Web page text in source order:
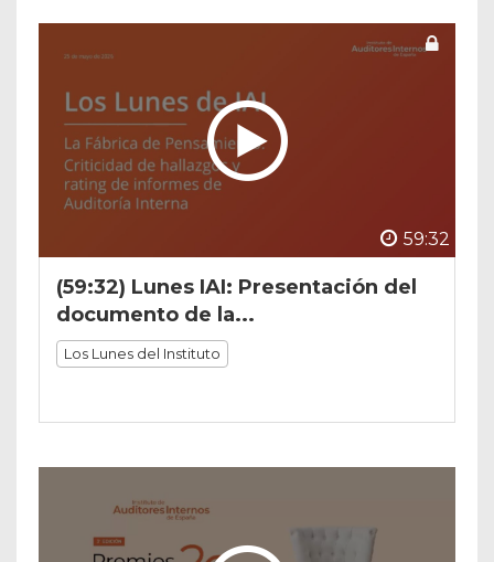
59:32
(59:32) Lunes IAI: Presentación del
documento de la...
Los Lunes del Instituto